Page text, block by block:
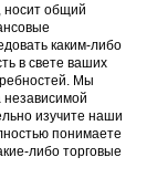
носит общий
каким-либо
в свете ваших
Мы
независимой
изучите наши
понимаете
либо торговые